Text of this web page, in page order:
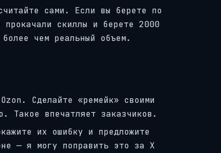
сами. Если вы берете по
скиллы и берете 2000
чем реальный объем.
Сделайте «ремейк» своими
Такое впечатляет заказчиков.
их ошибку и предложите
— я могу поправить это за Х